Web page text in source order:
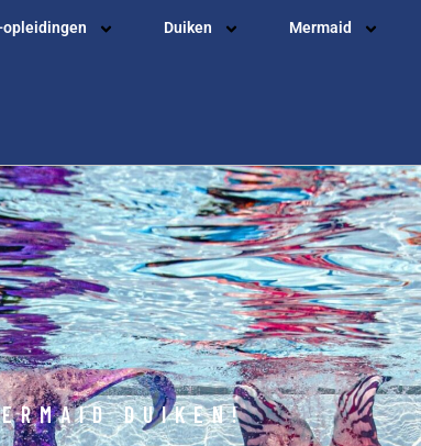
opleidingen Duiken Mermaid
DUIKEN!